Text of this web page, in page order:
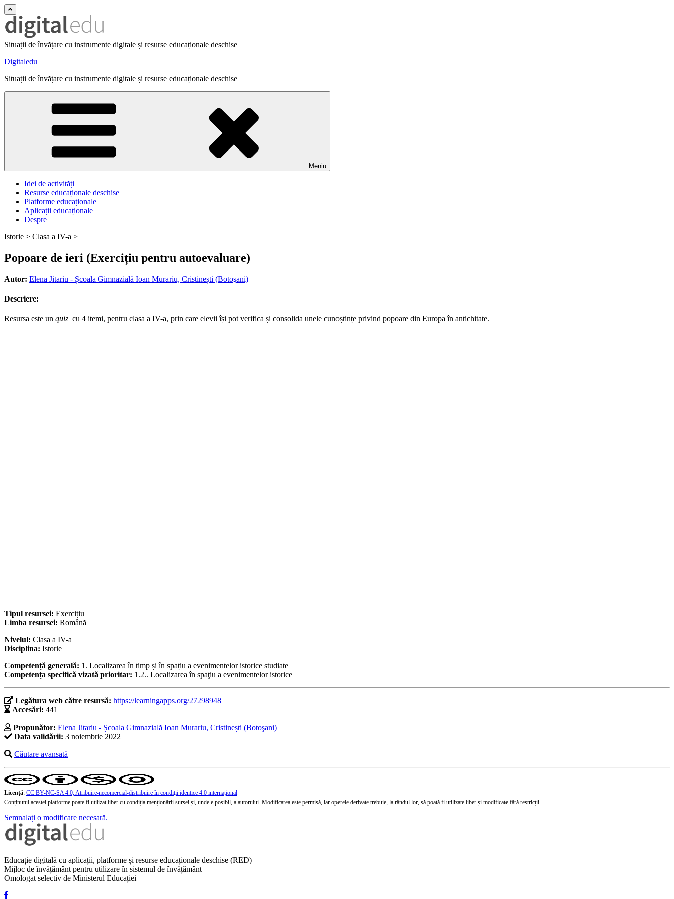
Situații de învățare cu instrumente digitale și resurse educaționale deschise
Digitaledu
Situații de învățare cu instrumente digitale și resurse educaționale deschise
Meniu
Idei de activități
Resurse educaționale deschise
Platforme educaționale
Aplicații educaționale
Despre
Istorie > Clasa a IV-a >
Popoare de ieri (Exercițiu pentru autoevaluare)
Autor: Elena Jitariu - Școala Gimnazială Ioan Murariu, Cristinești (Botoşani)
Descriere:
Resursa este un quiz cu 4 itemi, pentru clasa a IV-a, prin care elevii își pot verifica și consolida unele cunoștințe privind popoare din Europa în antichitate.
Tipul resursei: Exercițiu
Limba resursei: Română
Nivelul: Clasa a IV-a
Disciplina: Istorie
Competență generală: 1. Localizarea în timp și în spațiu a evenimentelor istorice studiate
Competența specifică vizată prioritar: 1.2.. Localizarea în spaţiu a evenimentelor istorice
Legătura web către resursă: https://learningapps.org/27298948
Accesări: 441
Propunător: Elena Jitariu - Școala Gimnazială Ioan Murariu, Cristinești (Botoşani)
Data validării: 3 noiembrie 2022
Căutare avansată
Licență: CC BY-NC-SA 4.0, Atribuire-necomercial-distribuire în condiţii identice 4.0 internațional
Conținutul acestei platforme poate fi utilizat liber cu condiția menționării sursei și, unde e posibil, a autorului. Modificarea este permisă, iar operele derivate trebuie, la rândul lor, să poată fi utilizate liber și modificate fără restricții.
Semnalați o modificare necesară.
Educație digitală cu aplicații, platforme și resurse educaționale deschise (RED)
Mijloc de învățământ pentru utilizare în sistemul de învățământ
Omologat selectiv de Ministerul Educației